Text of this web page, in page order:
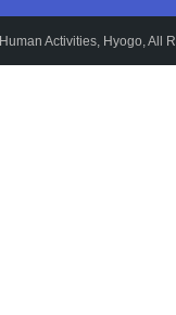
Activities, Hyogo, All